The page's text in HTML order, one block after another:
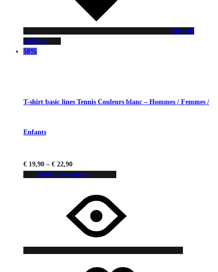
Liste de
souhaits
58%
T-shirt basic lines Tennis Couleurs blanc – Hommes / Femmes /
Enfants
€ 19,90 – € 22,90
Choix des options